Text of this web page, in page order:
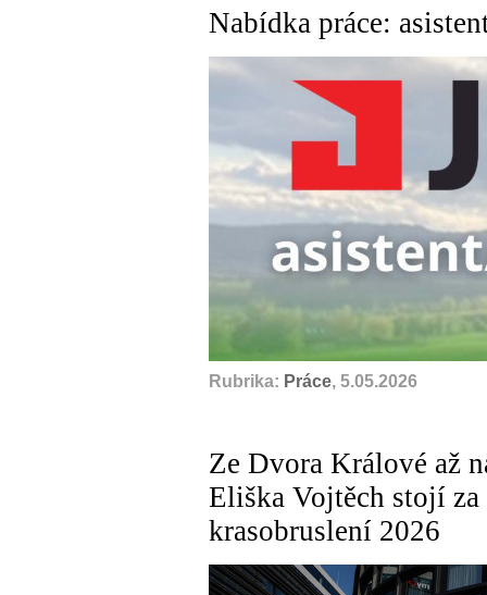
Nabídka práce:
Rubrika: Práce, 5.05.2026
Ze Dvora Králové až
Eliška Vojtěch stojí
krasobruslení 2026